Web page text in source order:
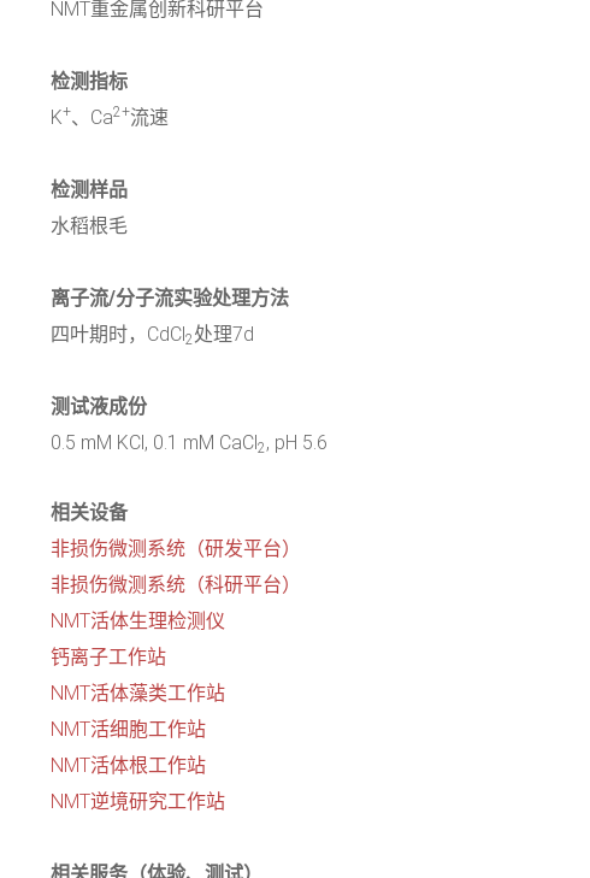
NMT重金属创新科研平台
检测指标
K+、Ca2+流速
检测样品
水稻根毛
离子流/分子流实验处理方法
四叶期时，CdCl2处理7d
测试液成份
0.5 mM KCl, 0.1 mM CaCl2, pH 5.6
相关设备
非损伤微测系统（研发平台）
非损伤微测系统（科研平台）
NMT活体生理检测仪
钙离子工作站
NMT活体藻类工作站
NMT活细胞工作站
NMT活体根工作站
NMT逆境研究工作站